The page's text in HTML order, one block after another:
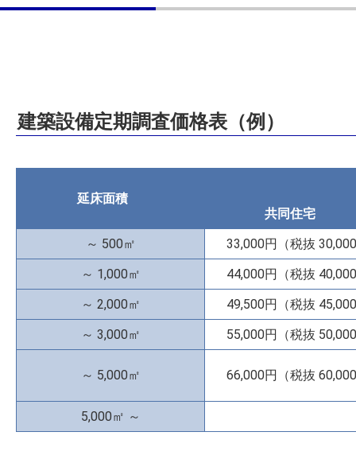
建築設備定期調査価格表（例）
延床面積
共同住宅
～ 500㎡
33,000円（税抜
～ 1,000㎡
44,000円（税抜
～ 2,000㎡
49,500円（税抜
～ 3,000㎡
55,000円（税抜
～ 5,000㎡ 66,000円（税抜
5,000㎡ ～